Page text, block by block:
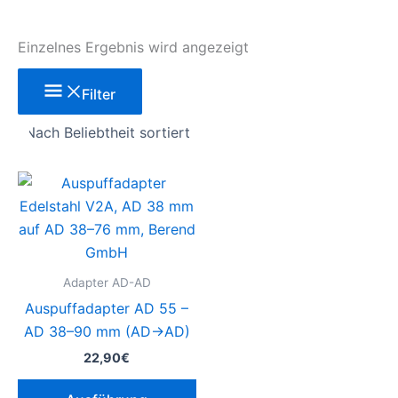
Einzelnes Ergebnis wird angezeigt
Filter
Adapter AD-AD
Auspuffadapter AD 55 –
AD 38–90 mm (AD→AD)
22,90€